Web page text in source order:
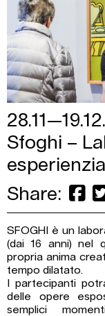
Sfoghi –
Share:
SFOGHI è un
(dai 16 anni) nel
propria anima
tempo dilatato.
I partecipanti
delle opere
semplici